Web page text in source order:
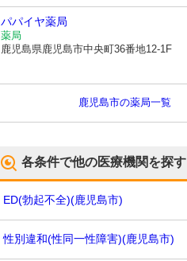
パパイヤ薬局
薬局
鹿児島県鹿児島市中央町36番地12-1F
鹿児島市の薬局一覧
各条件で他の医療機関を探す
ED(勃起不全)(鹿児島市)
性別違和(性同一性障害)(鹿児島市)